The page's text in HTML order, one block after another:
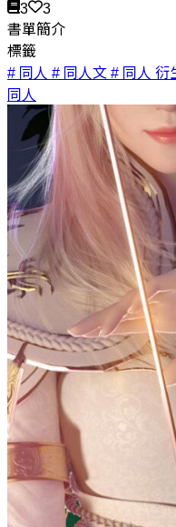
3
3
書單簡介
標籤
# 同人 # 同人文 # 同人 衍
同人